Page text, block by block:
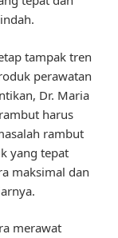
tampak tren
perawatan
Dr. Maria
harus
rambut
yang tepat
maksimal dan
merawat